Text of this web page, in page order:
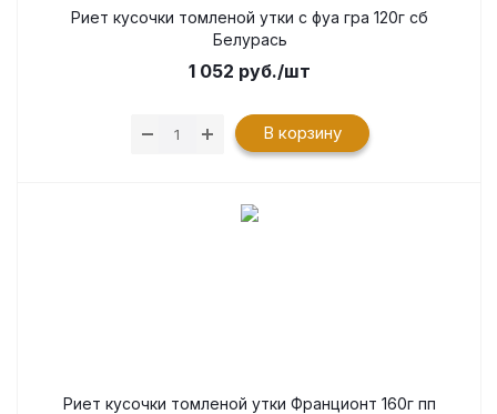
Риет кусочки томленой утки с фуа гра 120г сб
Белурась
1 052 руб./шт
В корзину
Риет кусочки томленой утки Франционт 160г пп